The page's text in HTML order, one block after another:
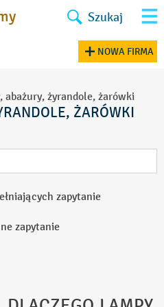
Szukaj
NOWA FIRMA
abażury, żyrandole, żarówki
ŻARÓWKI
zapytanie
zapytanie